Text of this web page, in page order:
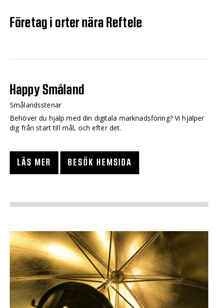
Företag i orter nära Reftele
Happy Småland
Smålandsstenar
Behöver du hjälp med din digitala marknadsföring? Vi hjälper
dig från start till mål, och efter det.
LÄS MER BESÖK HEMSIDA